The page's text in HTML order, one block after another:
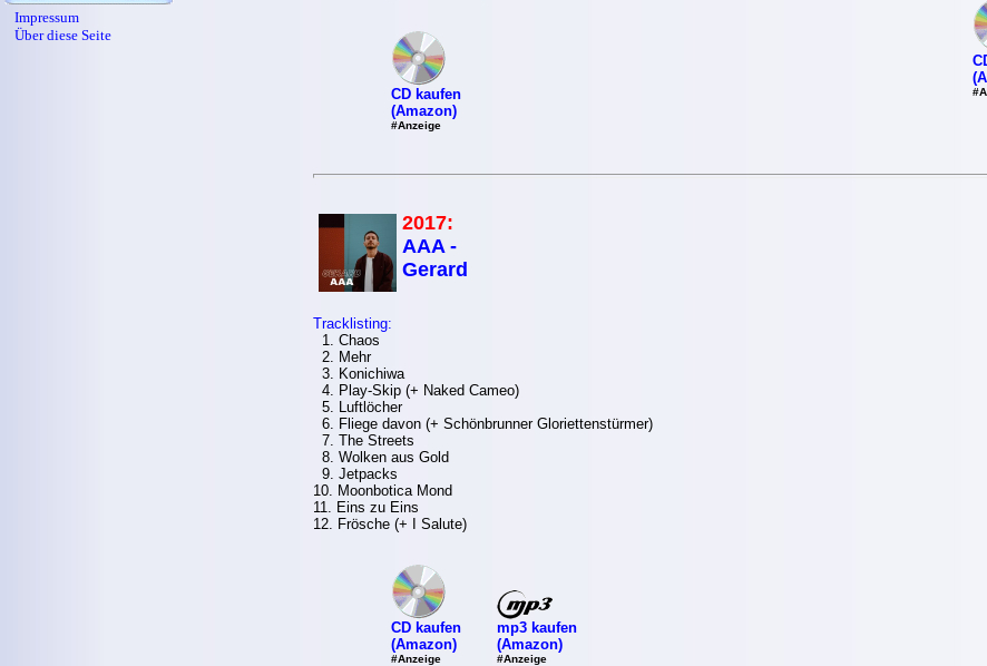
CD kaufen
(Amazon)
#Anzeige
2017:
AAA -
Gerard
Tracklisting:
1. Chaos
2. Mehr
3. Konichiwa
4. Play-Skip (+ Naked Cameo)
5. Luftlöcher
6. Fliege davon (+ Schönbrunner Gloriettenstürmer)
7. The Streets
8. Wolken aus Gold
9. Jetpacks
10. Moonbotica Mond
11. Eins zu Eins
12. Frösche (+ I Salute)
CD kaufen
(Amazon)
#Anzeige
mp3 kaufen
(Amazon)
#Anzeige
Impressum
Über diese Seite